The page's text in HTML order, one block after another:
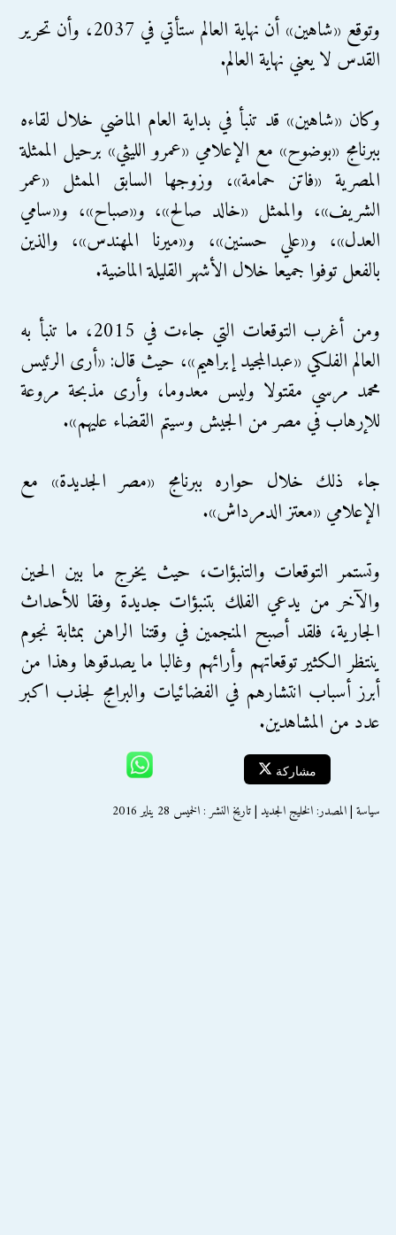
وتوقع «شاهين» أن نهاية العالم ستأتي في 2037، وأن تحرير
القدس لا يعني نهاية العالم.
وكان «شاهين» قد تنبأ في بداية العام الماضي خلال لقاءه
ببرنامج «بوضوح» مع الإعلامي «عمرو الليثي» برحيل الممثلة
المصرية «فاتن حمامة»، وزوجها السابق الممثل «عمر
الشريف»، والممثل «خالد صالح»، و«صباح»، و«سامي
العدل»، و«علي حسنين»، و«ميرنا المهندس»، والذين
بالفعل توفوا جميعا خلال الأشهر القليلة الماضية.
ومن أغرب التوقعات التي جاءت في 2015، ما تنبأ به
العالم الفلكي «عبدالمجيد إبراهيم»، حيث قال: «أرى الرئيس
محمد مرسي مقتولا وليس معدوما، وأرى مذبحة مروعة
للإرهاب في مصر من الجيش وسيتم القضاء عليهم».
جاء ذلك خلال حواره ببرنامج «مصر الجديدة» مع
الإعلامي «معتز الدمرداش».
وتستمر التوقعات والتنبؤات، حيث يخرج ما بين الحين
والآخر من يدعي الفلك بتنبؤات جديدة وفقا للأحداث
الجارية، فلقد أصبح المنجمين في وقتنا الراهن بمثابة نجوم
ينتظر الكثير توقعاتهم وأرائهم وغالبا ما يصدقوها وهذا من
أبرز أسباب انتشارهم في الفضائيات والبرامج لجذب اكبر
عدد من المشاهدين.
مشاركة
سياسة | المصدر: الخليج الجديد | تاريخ النشر : الخميس 28 يناير 2016